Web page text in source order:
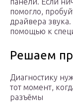
помогло,
драйвера
помощью к
Решаем
Диагностику
тот момент,
разъёмы